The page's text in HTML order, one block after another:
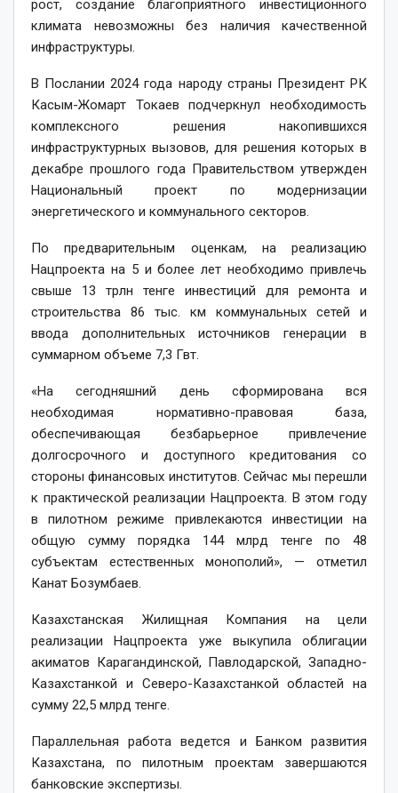
рост, создание благоприятного инвестиционного
климата невозможны без наличия качественной
инфраструктуры.
В Послании 2024 года народу страны Президент РК
Касым-Жомарт Токаев подчеркнул необходимость
комплексного решения накопившихся
инфраструктурных вызовов, для решения которых в
декабре прошлого года Правительством утвержден
Национальный проект по модернизации
энергетического и коммунального секторов.
По предварительным оценкам, на реализацию
Нацпроекта на 5 и более лет необходимо привлечь
свыше 13 трлн тенге инвестиций для ремонта и
строительства 86 тыс. км коммунальных сетей и
ввода дополнительных источников генерации в
суммарном объеме 7,3 Гвт.
«На сегодняшний день сформирована вся
необходимая нормативно-правовая база,
обеспечивающая безбарьерное привлечение
долгосрочного и доступного кредитования со
стороны финансовых институтов. Сейчас мы перешли
к практической реализации Нацпроекта. В этом году
в пилотном режиме привлекаются инвестиции на
общую сумму порядка 144 млрд тенге по 48
субъектам естественных монополий», — отметил
Канат Бозумбаев.
Казахстанская Жилищная Компания на цели
реализации Нацпроекта уже выкупила облигации
акиматов Карагандинской, Павлодарской, Западно-
Казахстанкой и Северо-Казахстанкой областей на
сумму 22,5 млрд тенге.
Параллельная работа ведется и Банком развития
Казахстана, по пилотным проектам завершаются
банковские экспертизы.